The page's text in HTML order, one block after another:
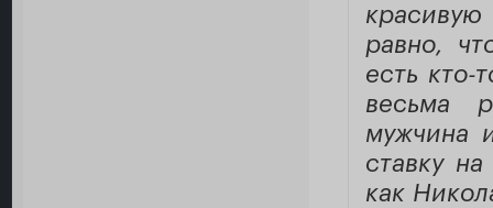
равно,
есть кто-
весьма
мужчина
ставку
как